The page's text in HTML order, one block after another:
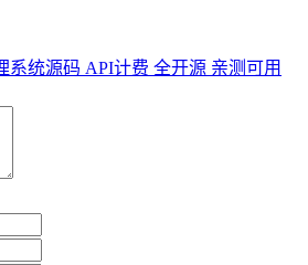
系统源码 API计费 全开源 亲测可用